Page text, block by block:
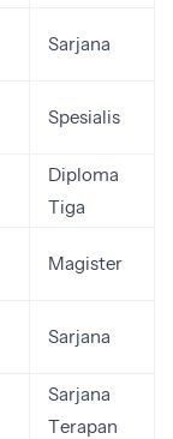
Sarjana
Spesialis
Diploma
Tiga
Magister
Sarjana
Sarjana
Terapan